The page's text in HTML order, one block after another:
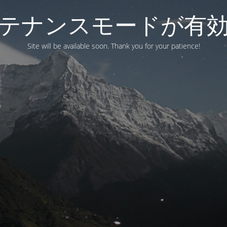
ナンスモードが有
Site will be available soon. Thank you for your patience!